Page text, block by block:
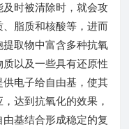
时被清除时，就会攻
脂质和核酸等，进而
取物中富含多种抗氧
以及一些具有还原性
电子给自由基，使其
达到抗氧化的效果，
基结合形成稳定的复